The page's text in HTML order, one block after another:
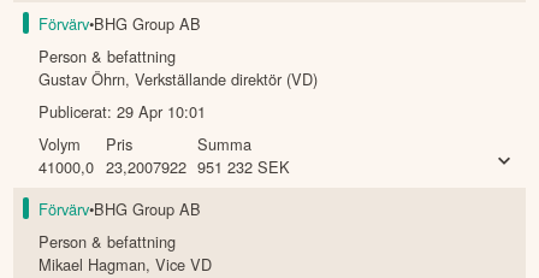
Förvärv•BHG Group AB
Person & befattning
Gustav Öhrn,Verkställande direktör (VD)
Publicerat:29 Apr 10:01
Volym
41000,0
Pris
23,2007922
Summa
951 232 SEK
Förvärv•BHG Group AB
Person & befattning
Mikael Hagman,Vice VD